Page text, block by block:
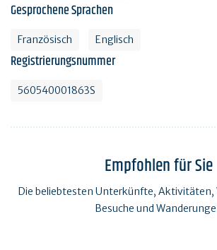
Gesprochene Sprachen
Französisch Englisch
Registrierungsnummer
560540001863S
Empfohlen für Sie
Die beliebtesten Unterkünfte,
Besuche und